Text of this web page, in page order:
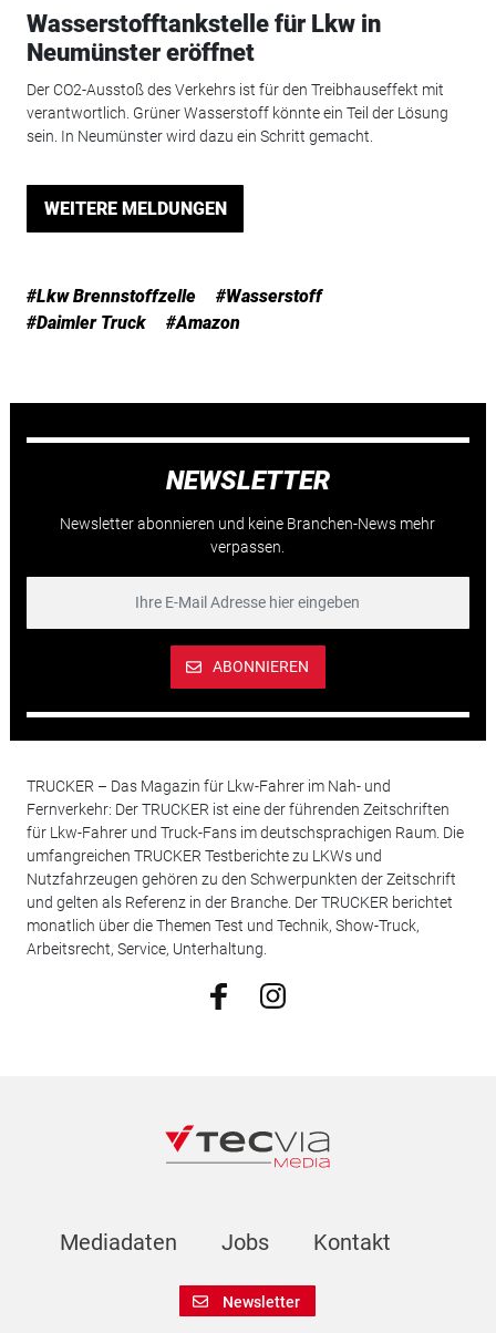
Wasserstofftankstelle für Lkw in
Neumünster eröffnet
Der CO2-Ausstoß des Verkehrs ist für den Treibhauseffekt mit
verantwortlich. Grüner Wasserstoff könnte ein Teil der Lösung
sein. In Neumünster wird dazu ein Schritt gemacht.
WEITERE MELDUNGEN
#Lkw Brennstoffzelle
#Wasserstoff
#Daimler Truck
#Amazon
NEWSLETTER
Newsletter abonnieren und keine Branchen-News mehr
verpassen.
ABONNIEREN
TRUCKER – Das Magazin für Lkw-Fahrer im Nah- und
Fernverkehr: Der TRUCKER ist eine der führenden Zeitschriften
für Lkw-Fahrer und Truck-Fans im deutschsprachigen Raum. Die
umfangreichen TRUCKER Testberichte zu LKWs und
Nutzfahrzeugen gehören zu den Schwerpunkten der Zeitschrift
und gelten als Referenz in der Branche. Der TRUCKER berichtet
monatlich über die Themen Test und Technik, Show-Truck,
Arbeitsrecht, Service, Unterhaltung.
Mediadaten Jobs Kontakt
Newsletter